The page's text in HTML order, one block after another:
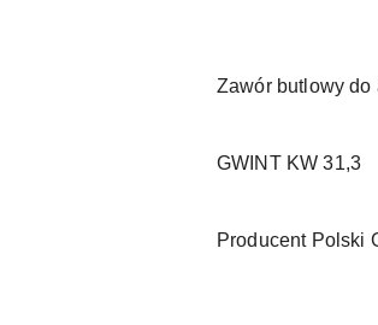
Zawór butlowy do
GWINT KW 31,3
Producent Polski